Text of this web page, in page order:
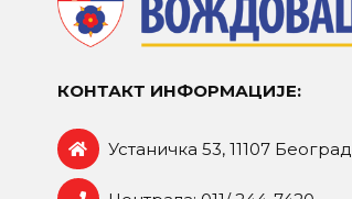
КОНТАКТ ИНФОРМАЦИЈЕ:
Устаничка 53, 11107 Београд